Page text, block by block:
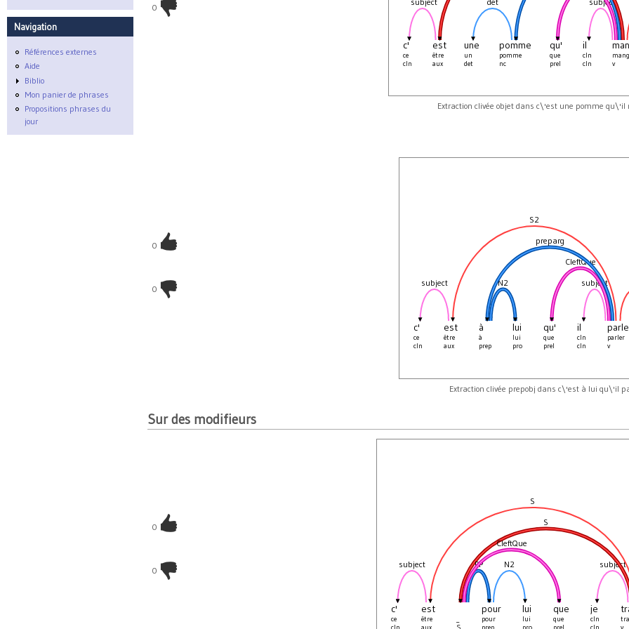
0
c'
ce
cln
est
être
aux
une
un
det
pomme
pomme
nc
qu'
que
prel
il
cln
cln
v
Extraction clivée objet dans c\'est une pomme qu\'il
0
0
c'
ce
cln
est
être
aux
à
à
prep
lui
lui
pro
qu'
que
prel
il
cln
cln
parle
parler
v
N2
subject subject
CleftQue
preparg
S2
Extraction clivée prepobj dans c\'est à lui qu\'il
Sur des modifieurs
0
0
c'
ce
est
être
pour
pour
lui
lui
que
que
je
cln
subject
S
S
N2
PP
CleftQue
subject
Navigation
Références externes
Aide
Biblio
Mon panier de phrases
Propositions phrases du
jour